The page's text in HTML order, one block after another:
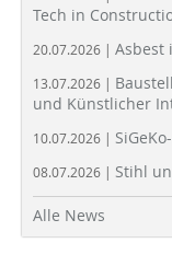
Tech in
20.07.2026 | Asbest
13.07.2026 |
und Künstlicher
10.07.2026 |
08.07.2026 | Stihl
Alle News